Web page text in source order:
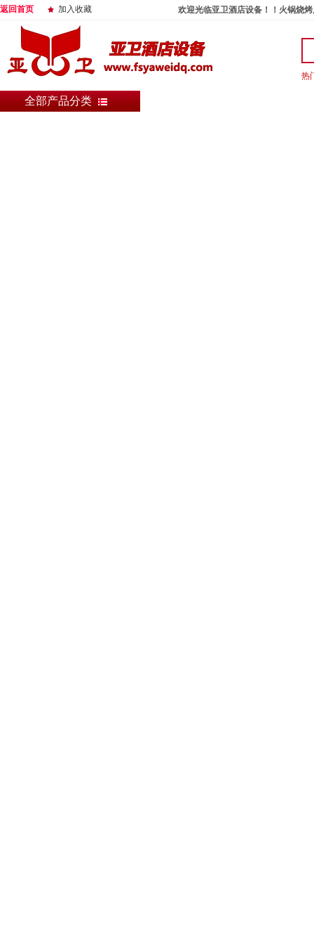
返回首页 加入收藏 欢迎光临亚卫酒店设备！！火锅烧
热
全部产品分类